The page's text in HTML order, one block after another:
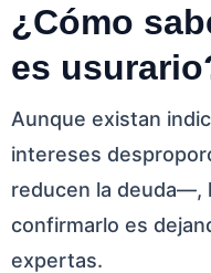
¿Cómo
es
Aunque existan
intereses
reducen la deuda—,
confirmarlo es
expertas.